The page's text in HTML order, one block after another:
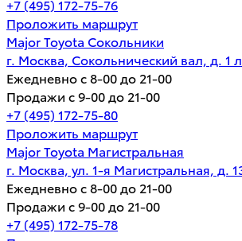
+7 (495) 172-75-76
Проложить маршрут
Major Toyota Сокольники
г. Москва, Сокольнический вал, д. 1 л
Ежедневно с 8-00 до 21-00
Продажи с 9-00 до 21-00
+7 (495) 172-75-80
Проложить маршрут
Major Toyota Магистральная
г. Москва, ул. 1-я Магистральная, д.
Ежедневно с 8-00 до 21-00
Продажи с 9-00 до 21-00
+7 (495) 172-75-78